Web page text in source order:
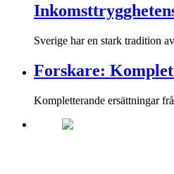
Sverige har en stark tradition
Forskare:
Kompletterande ersättningar